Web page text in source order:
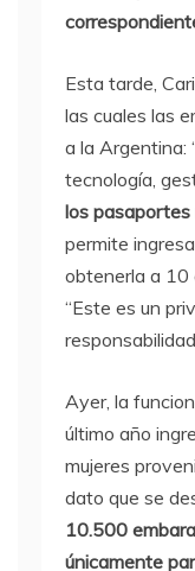
Esta tarde,
las cuales las
a la Argentina:
tecnología,
los pasaportes
permite
obtenerla a 10
“Este es un
Ayer, la
último año
mujeres
dato que se
10.500
únicamente